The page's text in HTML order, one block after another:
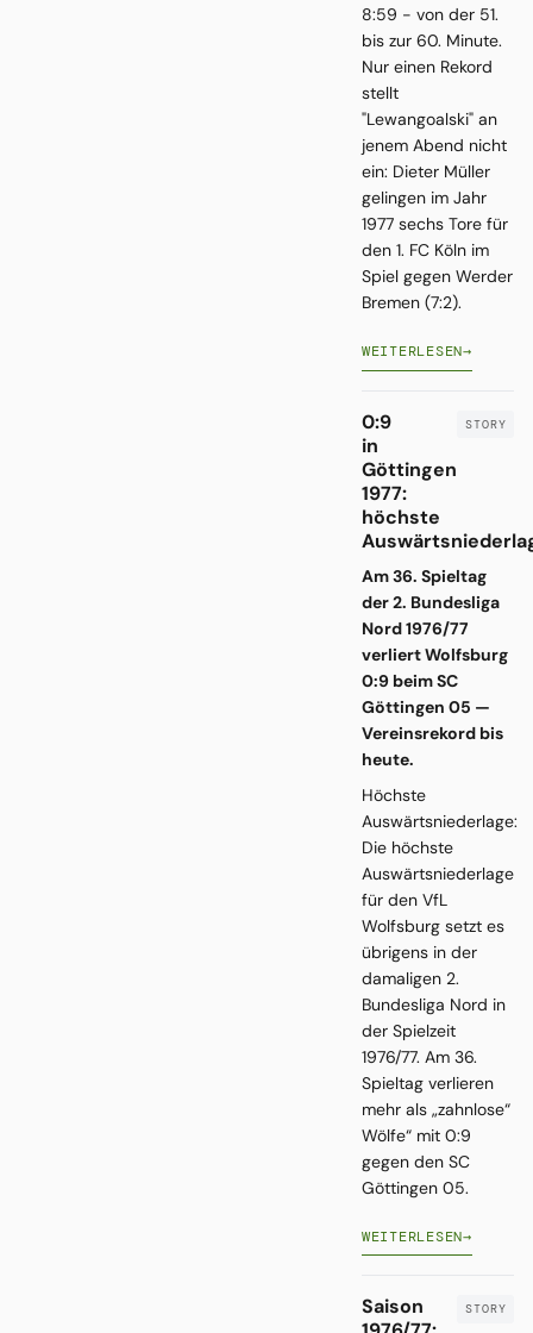
8:59 - von der 51.
bis zur 60. Minute.
Nur einen Rekord
stellt
"Lewangoalski" an
jenem Abend nicht
ein: Dieter Müller
gelingen im Jahr
1977 sechs Tore für
den 1. FC Köln im
Spiel gegen Werder
Bremen (7:2).
WEITERLESEN→
0:9
in
Göttingen
1977:
höchste
Am 36. Spieltag
der 2. Bundesliga
Nord 1976/77
verliert Wolfsburg
0:9 beim SC
Göttingen 05 —
Vereinsrekord bis
heute.
Höchste
Auswärtsniederlage:
Die höchste
Auswärtsniederlage
für den VfL
Wolfsburg setzt es
übrigens in der
damaligen 2.
Bundesliga Nord in
der Spielzeit
1976/77. Am 36.
Spieltag verlieren
mehr als „zahnlose“
Wölfe“ mit 0:9
gegen den SC
Göttingen 05.
WEITERLESEN→
Saison